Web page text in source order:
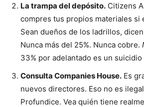
La trampa del depósito. Citizens
compres tus propios materiales si
Sean dueños de los ladrillos,
Nunca más del 25%. Nunca cobre.
33% por adelantado es un
Consulta Companies House. Es
nuevos directores. Eso no es
Profundice. Vea quién tiene